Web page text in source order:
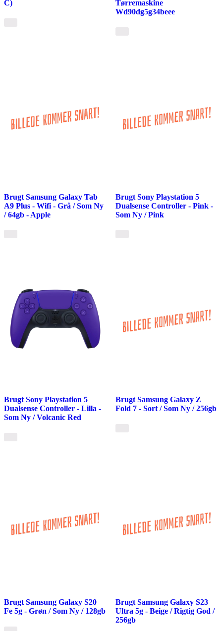
C)
Tørremaskine
Wd90dg5g34beee
Brugt Samsung Galaxy Tab
A9 Plus - Wifi - Grå / Som Ny
/ 64gb - Apple
Brugt Sony Playstation 5
Dualsense Controller - Pink -
Som Ny / Pink
Brugt Sony Playstation 5
Dualsense Controller - Lilla -
Som Ny / Volcanic Red
Brugt Samsung Galaxy Z
Fold 7 - Sort / Som Ny / 256gb
Brugt Samsung Galaxy S20
Fe 5g - Grøn / Som Ny / 128gb
Brugt Samsung Galaxy S23
Ultra 5g - Beige / Rigtig God /
256gb